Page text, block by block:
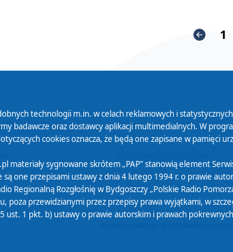
1
z Serwisu
Organizacje Pożytku
Publicznego
technologii m.in. w celach reklamowych i
badawcze oraz dostawcy aplikacji multimedialnych. W
cookies oznacza, że będą one zapisane w pamięci
materiały sygnowane skrótem „PAP” stanowią element
są one przepisami ustawy z dnia 4 lutego 1994 r. o prawie
Regionalną Rozgłośnię w Bydgoszczy „Polskie Radio
przewidzianymi przez przepisy prawa wyjątkami, w
ust. 1 pkt. b) ustawy o prawie autorskim i prawach